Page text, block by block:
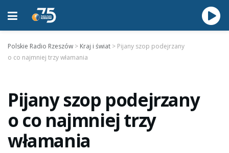
Polskie Radio Rzeszów > Kraj i świat > Pijany szop podejrzany
o co najmniej trzy włamania
Pijany szop podejrzany
o co najmniej trzy
włamania